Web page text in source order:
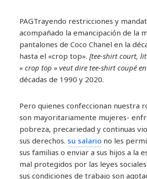
PAGTrayendo restricciones y
acompañado la emancipación de la
pantalones de Coco Chanel en la
hasta el «crop top». [tee-shirt court,
« crop top » veut dire tee-shirt coupé
décadas de 1990 y 2020.
Pero quienes confeccionan nuestra
son mayoritariamente mujeres-
pobreza, precariedad y continuas
sus derechos. su salario no les
sus familias o enviar a sus hijos a la
mal protegidos por las leyes
sus condiciones de trabajo son